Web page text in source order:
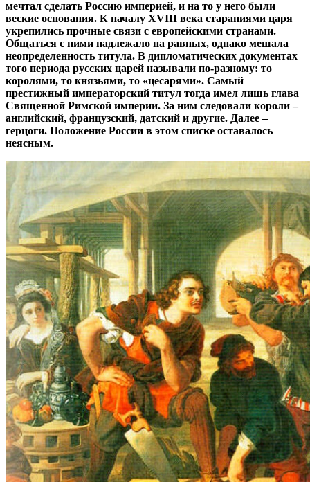
мечтал сделать Россию империей, и на то у него были
веские основания. К началу XVIII века стараниями царя
укрепились прочные связи с европейскими странами.
Общаться с ними надлежало на равных, однако мешала
неопределенность титула. В дипломатических документах
того периода русских царей называли по-разному: то
королями, то князьями, то «цесарями». Самый
престижный императорский титул тогда имел лишь глава
Священной Римской империи. За ним следовали короли –
английский, французский, датский и другие. Далее –
герцоги. Положение России в этом списке оставалось
неясным.